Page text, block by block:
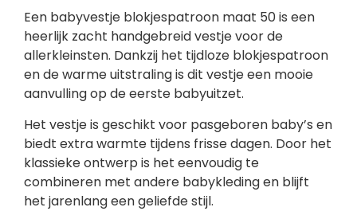
Een babyvestje blokjespatroon maat 50 is een
heerlijk zacht handgebreid vestje voor de
allerkleinsten. Dankzij het tijdloze blokjespatroon
en de warme uitstraling is dit vestje een mooie
aanvulling op de eerste babyuitzet.
Het vestje is geschikt voor pasgeboren baby’s en
biedt extra warmte tijdens frisse dagen. Door het
klassieke ontwerp is het eenvoudig te
combineren met andere babykleding en blijft
het jarenlang een geliefde stijl.